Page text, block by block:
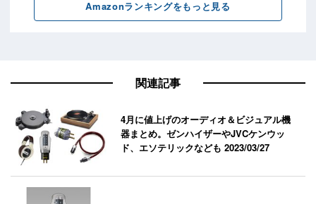
関連記事
4月に値上げのオーディオ＆ビジュアル機
器まとめ。ゼンハイザーやJVCケンウッ
ド、エソテリックなども2023/03/27